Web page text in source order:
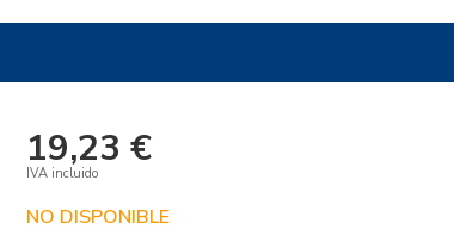
19,23 €
IVA incluido
NO DISPONIBLE